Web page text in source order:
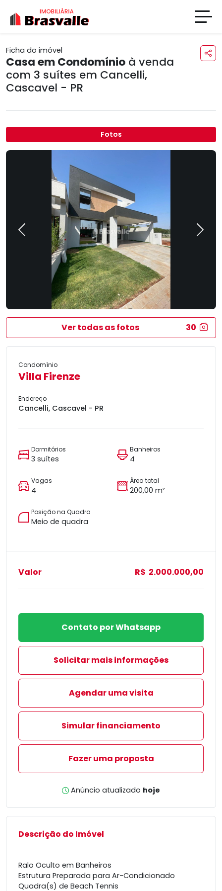
Ficha do imóvel
Casa em Condomínio à venda
com 3 suítes em Cancelli,
Cascavel - PR
Fotos
Previous Next
Ver todas as fotos 30
Condomínio
Villa Firenze
Endereço
Cancelli, Cascavel - PR
Dormitórios
3 suítes
Banheiros
4
Vagas
4
Área total
200,00 m²
Posição na Quadra
Meio de quadra
Valor R$ 2.000.000,00
Contato por Whatsapp
Solicitar mais informações
Agendar uma visita
Simular financiamento
Fazer uma proposta
Anúncio atualizado hoje
Descrição do Imóvel
Ralo Oculto em Banheiros
Estrutura Preparada para Ar-Condicionado
Quadra(s) de Beach Tennis